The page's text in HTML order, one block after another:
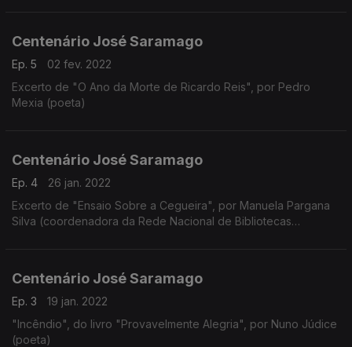
Centenário José Saramago
Ep. 5
02 fev. 2022
Excerto de "O Ano da Morte de Ricardo Reis", por Pedro
Mexia (poeta)
Centenário José Saramago
Ep. 4
26 jan. 2022
Excerto de "Ensaio Sobre a Cegueira", por Manuela Pargana
Silva (coordenadora da Rede Nacional de Bibliotecas
Centenário José Saramago
Ep. 3
19 jan. 2022
"Incêndio", do livro "Provavelmente Alegria", por Nuno Júdice
(poeta)